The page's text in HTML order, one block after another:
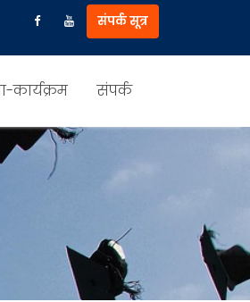
संपर्क सूत्र
कार्यक्रम संपर्क